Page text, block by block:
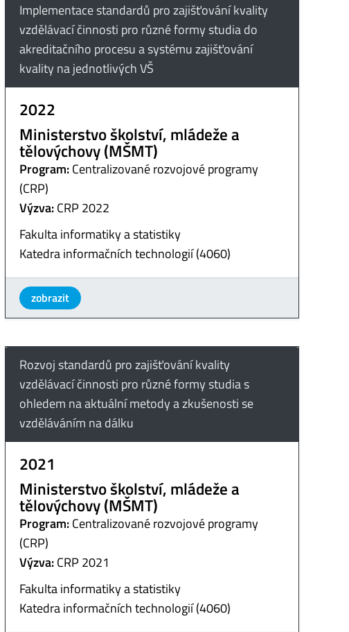
Implementace standardů pro zajišťování kvality
vzdělávací činnosti pro různé formy studia do
akreditačního procesu a systému zajišťování
kvality na jednotlivých VŠ
2022
Ministerstvo školství, mládeže a
tělovýchovy (MŠMT)
Program:Centralizované rozvojové programy
(CRP)
Výzva:CRP 2022
Fakulta informatiky a statistiky
Katedra informačních technologií (4060)
zobrazit
Rozvoj standardů pro zajišťování kvality
vzdělávací činnosti pro různé formy studia s
ohledem na aktuální metody a zkušenosti se
vzděláváním na dálku
2021
Ministerstvo školství, mládeže a
tělovýchovy (MŠMT)
Program:Centralizované rozvojové programy
(CRP)
Výzva:CRP 2021
Fakulta informatiky a statistiky
Katedra informačních technologií (4060)